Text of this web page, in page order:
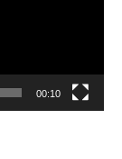
00:10